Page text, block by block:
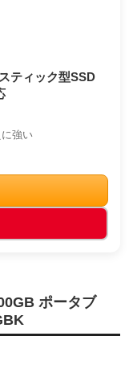
ティック型SSD
強い
ポータブ